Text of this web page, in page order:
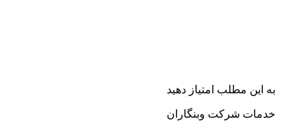
به این مطلب امتیاز دهید
خدمات شرکت وبنگاران